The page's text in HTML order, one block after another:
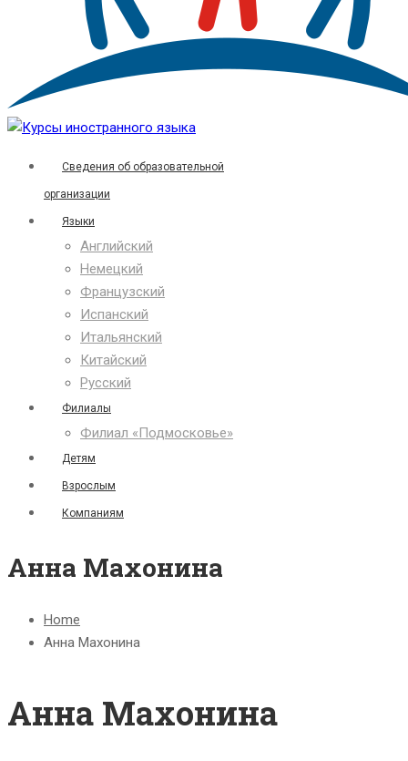
Сведения об образовательной
организации
Языки
Английский
Немецкий
Французский
Испанский
Итальянский
Китайский
Русский
Филиалы
Филиал «Подмосковье»
Детям
Взрослым
Компаниям
Анна Махонина
Home
Анна Махонина
Анна Махонина